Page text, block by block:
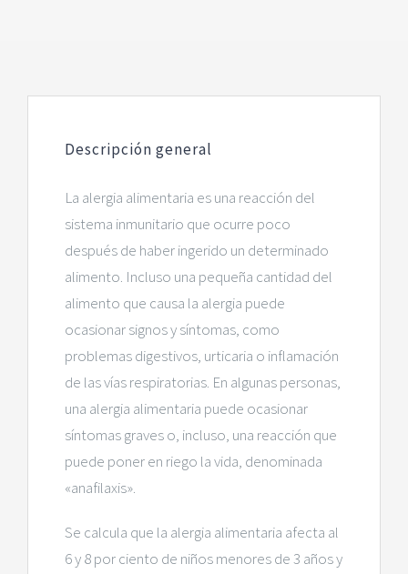
Descripción general
La alergia alimentaria es una reacción del
sistema inmunitario que ocurre poco
después de haber ingerido un determinado
alimento. Incluso una pequeña cantidad del
alimento que causa la alergia puede
ocasionar signos y síntomas, como
problemas digestivos, urticaria o inflamación
de las vías respiratorias. En algunas personas,
una alergia alimentaria puede ocasionar
síntomas graves o, incluso, una reacción que
puede poner en riego la vida, denominada
«anafilaxis».
Se calcula que la alergia alimentaria afecta al
6 y 8 por ciento de niños menores de 3 años y